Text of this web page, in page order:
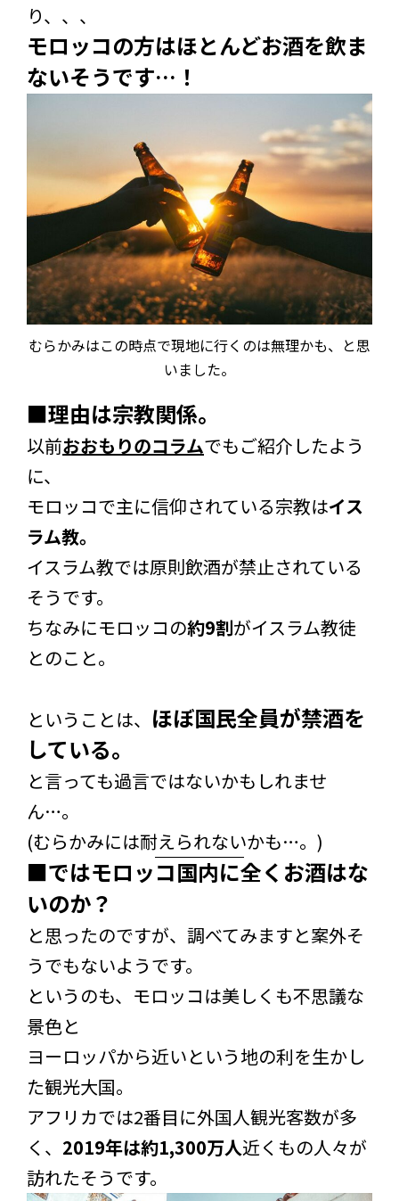
り、、、
モロッコの方はほとんどお酒を飲ま
ないそうです…！
むらかみはこの時点で現地に行くのは無理かも、と思
いました。
■理由は宗教関係。
以前おおもりのコラムでもご紹介したよう
に、
モロッコで主に信仰されている宗教はイス
ラム教。
イスラム教では原則飲酒が禁止されている
そうです。
ちなみにモロッコの約9割がイスラム教徒
とのこと。
ということは、 ほぼ国民全員が禁酒を
している。
と言っても過言ではないかもしれませ
ん…。
(むらかみには耐えられないかも…。)
■ではモロッコ国内に全くお酒はな
いのか？
と思ったのですが、調べてみますと案外そ
うでもないようです。
というのも、モロッコは美しくも不思議な
景色と
ヨーロッパから近いという地の利を生かし
た観光大国。
アフリカでは2番目に外国人観光客数が多
く、 2019年は約1,300万人近くもの人々が
訪れたそうです。